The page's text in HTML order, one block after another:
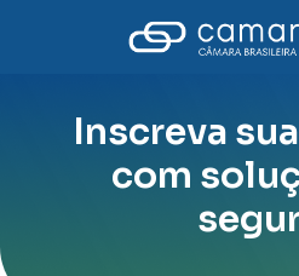
Inscreva
com